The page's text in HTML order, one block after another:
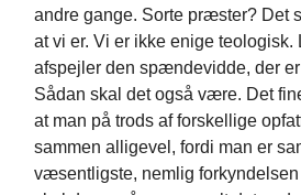
andre gange. Sorte præster? Det
at vi er. Vi er ikke enige teologisk.
afspejler den spændevidde, der
Sådan skal det også være. Det
at man på trods af forskellige
sammen alligevel, fordi man er
væsentligste, nemlig